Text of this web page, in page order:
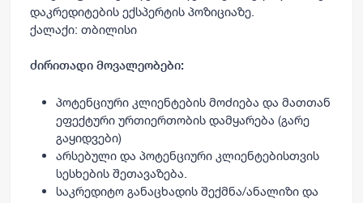
დაკრედიტების ექსპერტის პოზიციაზე.
ქალაქი: თბილისი
ძირითადი მოვალეობები:
პოტენციური კლიენტების მოძიება და მათთან
ეფექტური ურთიერთობის დამყარება (გარე
გაყიდვები)
არსებული და პოტენციური კლიენტებისთვის
სესხების შეთავაზება.
საკრედიტო განაცხადის შექმნა/ანალიზი და